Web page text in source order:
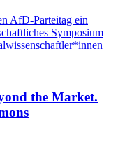
AfD-Parteitag ein
Symposium
the Market.